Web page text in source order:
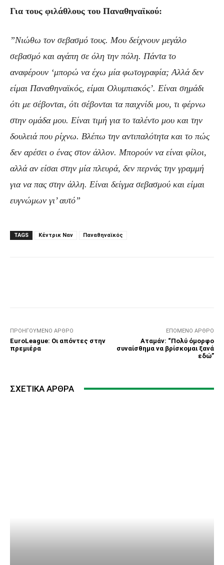
Για τους φιλάθλους του Παναθηναϊκού:
”Νιώθω τον σεβασμό τους. Μου δείχνουν μεγάλο
σεβασμό και αγάπη σε όλη την πόλη. Πάντα το
αναφέρουν ‘μπορώ να έχω μία φωτογραφία; Αλλά δεν
είμαι Παναθηναϊκός, είμαι Ολυμπιακός’. Είναι σημάδι
ότι με σέβονται, ότι σέβονται τα παιχνίδι μου, τι φέρνω
στην ομάδα μου. Είναι τιμή για το ταλέντο μου και την
δουλειά που ρίχνω. Βλέπω την αντιπαλότητα και το πώς
δεν αρέσει ο ένας στον άλλον. Μπορούν να είναι φίλοι,
αλλά αν είσαι στην μία πλευρά, δεν περνάς την γραμμή
για να πας στην άλλη. Είναι δείγμα σεβασμού και είμαι
ευγνώμων γι’ αυτό”
TAGS Κέντρικ Ναν Παναθηναϊκός
ΠΡΟΗΓΟΎΜΕΝΟ ΆΡΘΡΟ
EuroLeague: Οι απόντες στην
πρεμιέρα
ΕΠΌΜΕΝΟ ΆΡΘΡΟ
Αταμάν: “Πολύ όμορφο
συναίσθημα να βρίσκομαι ξανά
εδώ”
ΣΧΕΤΙΚΆ ΆΡΘΡΑ